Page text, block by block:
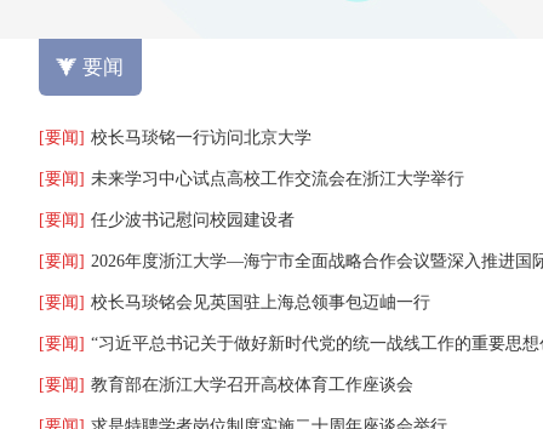
要闻
[要闻] 校长马琰铭一行访问北京大学
[要闻] 未来学习中心试点高校工作交流会在浙江大学举行
[要闻] 任少波书记慰问校园建设者
[要闻] 2026年度浙江大学—海宁市全面战略合作会议暨深入推进国际合
[要闻] 校长马琰铭会见英国驻上海总领事包迈岫一行
[要闻] “习近平总书记关于做好新时代党的统一战线工作的重要思想创新
[要闻] 教育部在浙江大学召开高校体育工作座谈会